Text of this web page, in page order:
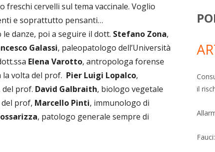
freschi cervelli sul tema vaccinale. Voglio
e soprattutto pensanti…
le danze, poi a seguire il dott. Stefano Zona,
Galassi, paleopatologo dell’Università
Elena Varotto, antropologa forense
la volta del prof. Pier Luigi Lopalco,
del prof. David Galbraith, biologo vegetale
del prof, Marcello Pinti, immunologo di
, patologo generale sempre di
il